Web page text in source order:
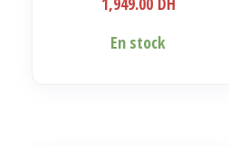
En stock